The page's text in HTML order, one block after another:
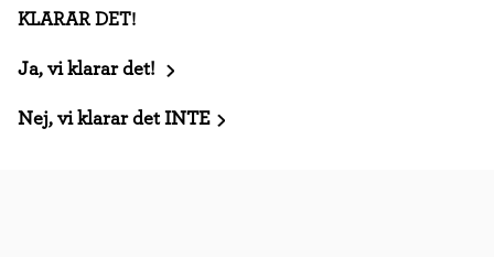
KLARAR DET!
Ja, vi klarar det!
Nej, vi klarar det INTE